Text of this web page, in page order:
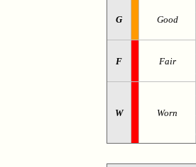
G Good
F Fair
W Worn